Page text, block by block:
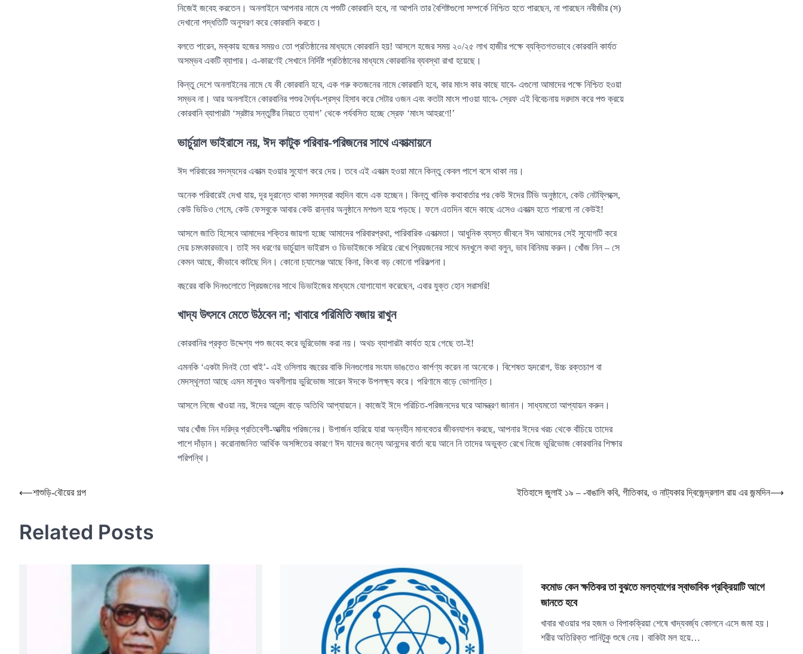
নিজেই জবেহ করতেন। অনলাইনে আপনার নামে যে পশুটি কোরবানি হবে, না আপনি তার বৈশিষ্টগুলো সম্পর্কে নিশ্চিত হতে পারছেন, না পারছেন নবীজীর (স)
দেখানো পদ্ধতিটি অনুসরণ করে কোরবানি করতে।
বলতে পারেন, মক্কায় হজের সময়ও তো প্রতিষ্ঠানের মাধ্যমে কোরবানি হয়! আসলে হজের সময় ২০/২৫ লাখ হাজীর পক্ষে ব্যক্তিগতভাবে কোরবানি কার্যত
অসম্ভব একটি ব্যাপার। এ-কারণেই সেখানে নির্দিষ্ট প্রতিষ্ঠানের মাধ্যমে কোরবানির ব্যবস্থা রাখা হয়েছে।
কিন্তু দেশে অনলাইনের নামে যে কী কোরবানি হবে, এক গরু কতজনের নামে কোরবানি হবে, কার মাংস কার কাছে যাবে- এগুলো আমাদের পক্ষে নিশ্চিত হওয়া
সম্ভব না। আর অনলাইনে কোরবানির পশুর দৈর্ঘ্য-প্রস্থ হিসাব করে সেটার ওজন এবং কতটা মাংস পাওয়া যাবে- স্রেফ এই বিবেচনায় দরদাম করে পশু ক্রয়ে
কোরবানি ব্যাপারটা ‘স্রষ্টার সন্তুষ্টির নিয়তে ত্যাগ’ থেকে পর্যবসিত হচ্ছে স্রেফ ‘মাংস আহরণে!’
ভার্চুয়াল ভাইরাসে নয়, ঈদ কাটুক পরিবার-পরিজনের সাথে একাত্মায়নে
ঈদ পরিবারের সদস্যদের একাত্ম হওয়ার সুযোগ করে দেয়। তবে এই একাত্ম হওয়া মানে কিন্তু কেবল পাশে বসে থাকা নয়।
অনেক পরিবারেই দেখা যায়, দূর দূরান্তে থাকা সদস্যরা বহুদিন বাদে এক হচ্ছেন। কিন্তু খানিক কথাবার্তার পর কেউ ঈদের টিভি অনুষ্ঠানে, কেউ নেটফ্লিক্সে,
কেউ ভিডিও গেমে, কেউ ফেসবুকে আবার কেউ রান্নার অনুষ্ঠানে মশগুল হয়ে পড়ছে। ফলে এতদিন বাদে কাছে এসেও একাত্ম হতে পারলো না কেউই!
আসলে জাতি হিসেবে আমাদের শক্তির জায়গা হচ্ছে আমাদের পরিবারপ্রথা, পারিবারিক একাত্মতা। আধুনিক ব্যস্ত জীবনে ঈদ আমাদের সেই সুযোগটি করে
দেয় চমৎকারভাবে। তাই সব ধরণের ভার্চুয়াল ভাইরাস ও ডিভাইজকে সরিয়ে রেখে প্রিয়জনের সাথে মনখুলে কথা বলুন, ভাব বিনিময় করুন। খোঁজ নিন – সে
কেমন আছে, কীভাবে কাটছে দিন। কোনো চ্যালেঞ্জ আছে কিনা, কিংবা বড় কোনো পরিকল্পনা।
বছরের বাকি দিনগুলোতে প্রিয়জনের সাথে ডিভাইজের মাধ্যমে যোগাযোগ করেছেন, এবার যুক্ত হোন সরাসরি!
খাদ্য উৎসবে মেতে উঠবেন না; খাবারে পরিমিতি বজায় রাখুন
কোরবানির প্রকৃত উদ্দেশ্য পশু জবেহ করে ভুরিভোজ করা নয়। অথচ ব্যাপারটা কার্যত হয়ে গেছে তা-ই!
এমনকি ‘একটা দিনই তো খাই’- এই ওসিলায় বছরের বাকি দিনগুলোর সংযম ভাঙতেও কার্পণ্য করেন না অনেকে। বিশেষত হৃদরোগ, উচ্চ রক্তচাপ বা
মেদস্থূলতা আছে এমন মানুষও অবলীলায় ভুরিভোজ সারেন ঈদকে উপলক্ষ্য করে। পরিণামে বাড়ে ভোগান্তি।
আসলে নিজে খাওয়া নয়, ঈদের আনন্দ বাড়ে অতিথি আপ্যায়নে। কাজেই ঈদে পরিচিত-পরিজনদের ঘরে আমন্ত্রণ জানান। সাধ্যমতো আপ্যায়ন করুন।
আর খোঁজ নিন দরিদ্র প্রতিবেশী-আত্মীয় পরিজনের। উপার্জন হারিয়ে যারা অন্নহীন মানবেতর জীবনযাপন করছে, আপনার ঈদের খরচ থেকে বাঁচিয়ে তাদের
পাশে দাঁড়ান। করোনাজনিত আর্থিক অসঙ্গিতের কারণে ঈদ যাদের জন্যে আনন্দের বার্তা বয়ে আনে নি তাদের অভুক্ত রেখে নিজে ভুরিভোজ কোরবানির শিক্ষার
পরিপন্থি।
Post
⟵শাশুড়ি-বৌয়ের গল্প ইতিহাসে জুলাই ১৯ – -বাঙালি কবি, গীতিকার, ও নাট্যকার দ্বিজেন্দ্রলাল রায় এর জন্মদিন⟶
Related Posts
কমোড কেন ক্ষতিকর তা বুঝতে মলত্যাগের স্বাভাবিক প্রক্রিয়াটি আগে
জানতে হবে
খাবার খাওয়ার পর হজম ও বিপাকক্রিয়া শেষে খাদ্যবর্জ্য কোলনে এসে জমা হয়।
শরীর অতিরিক্ত পানিটুকু শুষে নেয়। বাকিটা মল হয়ে…